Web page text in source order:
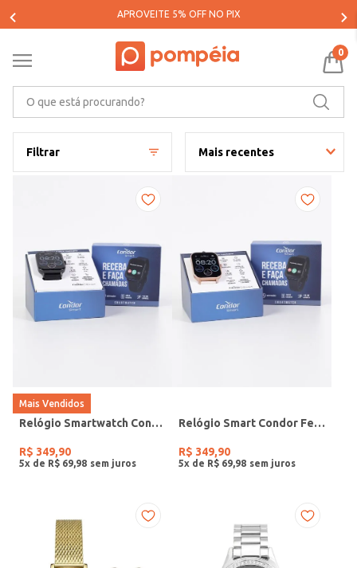
PARCELE SUAS COMPRAS EM ATÉ 5X SEM JUROS*
0
Filtrar Mais recentes
Mais Vendidos
Relógio Smartwatch Condor PRETO
R$ 349,90
5x de R$ 69 98
Relógio Smart Condor Feminino ROSE
R$ 349,90
5x de R$ 69 98